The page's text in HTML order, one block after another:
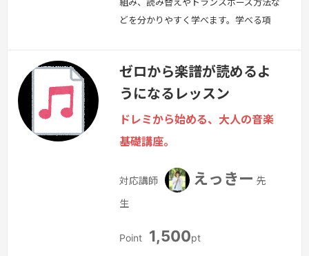
どを分かりやすく学べます。学べる項
習・DTMでの吹奏楽パート管理・作
曲・編曲者向け基礎知識対象・吹奏楽経
い方・編曲や作曲に進む方続きを見る
»
ゼロから楽譜が読めるよ
うになるレッスン
ドレミから始める、大人の音楽
基礎講座。
対応講師 えっきー 先
生
Point 1,500pt